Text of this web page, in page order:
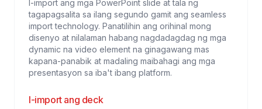
I-import ang mga PowerPoint slide at tala ng
tagapagsalita sa ilang segundo gamit ang seamless
import technology. Panatilihin ang orihinal mong
disenyo at nilalaman habang nagdadagdag ng mga
dynamic na video element na ginagawang mas
kapana-panabik at madaling maibahagi ang mga
presentasyon sa iba't ibang platform.
I-import ang deck